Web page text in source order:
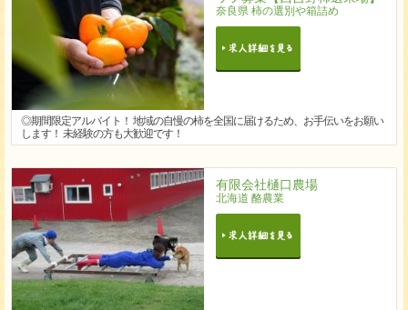
奈良県 柿の選別や箱詰め
◎期間限定アルバイト！ 地域の自慢の柿を全国に届けるため、お手伝いをお願い
します！ 未経験の方も大歓迎です！
有限会社樋口農場
北海道 酪農業